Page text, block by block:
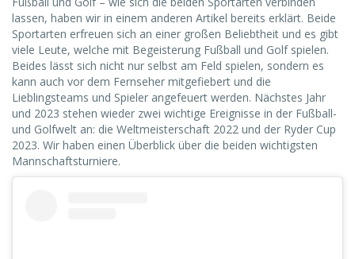
lassen, haben wir in einem anderen Artikel bereits erklärt. Beide
Sportarten erfreuen sich an einer großen Beliebtheit und es gibt
viele Leute, welche mit Begeisterung Fußball und Golf spielen.
Beides lässt sich nicht nur selbst am Feld spielen, sondern es
kann auch vor dem Fernseher mitgefiebert und die
Lieblingsteams und Spieler angefeuert werden. Nächstes Jahr
und 2023 stehen wieder zwei wichtige Ereignisse in der Fußball-
und Golfwelt an: die Weltmeisterschaft 2022 und der Ryder Cup
2023. Wir haben einen Überblick über die beiden wichtigsten
Mannschaftsturniere.